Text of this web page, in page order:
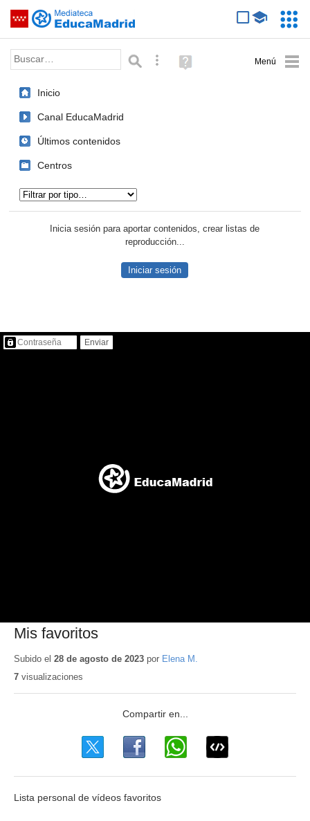
Saltar navegación
Palabra o frase: Búsqueda avanzada
Ayuda
(en
Inicio
Canal EducaMadrid
Últimos contenidos
Centros
Inicia sesión para aportar contenidos, crear listas de
reproducción...
Iniciar sesión
Contenido protegido…
Mis favoritos
Subido el 28 de agosto de 2023 por Elena M.
7 visualizaciones
Lista personal de vídeos favoritos